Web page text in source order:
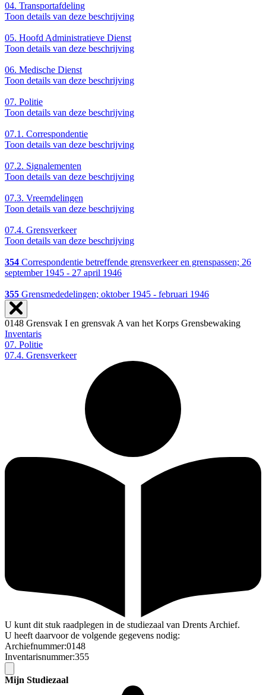
04. Transportafdeling
Toon details van deze beschrijving
05. Hoofd Administratieve Dienst
Toon details van deze beschrijving
06. Medische Dienst
Toon details van deze beschrijving
07. Politie
Toon details van deze beschrijving
07.1. Correspondentie
Toon details van deze beschrijving
07.2. Signalementen
Toon details van deze beschrijving
07.3. Vreemdelingen
Toon details van deze beschrijving
07.4. Grensverkeer
Toon details van deze beschrijving
354 Correspondentie betreffende grensverkeer en grenspassen; 26
september 1945 - 27 april 1946
355 Grensmededelingen; oktober 1945 - februari 1946
0148 Grensvak I en grensvak A van het Korps Grensbewaking
Inventaris
07. Politie
07.4. Grensverkeer
U kunt dit stuk raadplegen in de studiezaal van Drents Archief.
U heeft daarvoor de volgende gegevens nodig:
Archiefnummer:0148
Inventarisnummer:355
Mijn Studiezaal